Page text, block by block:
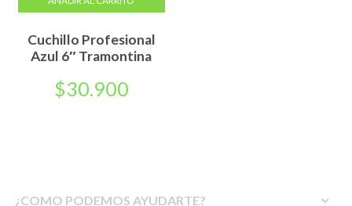
Cuchillo Profesional
Azul 6″ Tramontina
$30.900
¿COMO PODEMOS AYUDARTE?